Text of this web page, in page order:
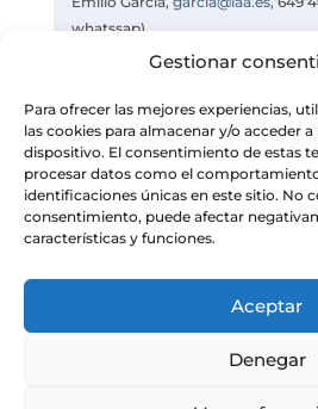
Gestionar
Para ofrecer las mejores experiencias,
las cookies para almacenar y/o acceder
dispositivo. El consentimiento de estas
procesar datos como el
identificaciones únicas en este sitio. No
consentimiento, puede afectar
características y funciones.
Aceptar
Denegar
whatssap)
Celia Navas –navas@iaa.es